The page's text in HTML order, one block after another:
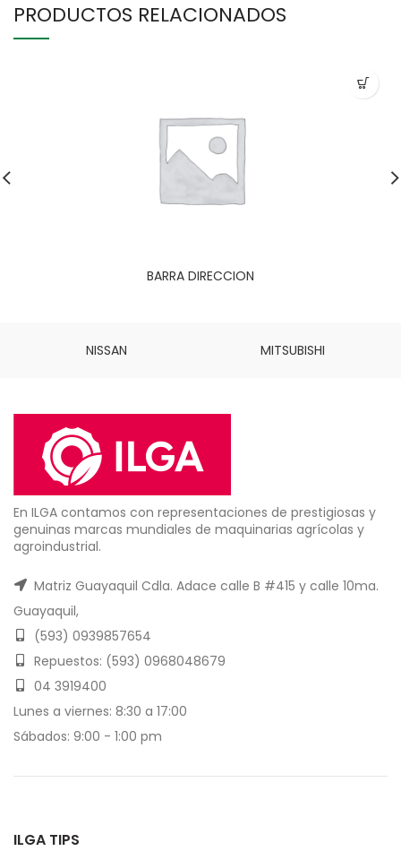
PRODUCTOS RELACIONADOS
BARRA DIRECCION
NISSAN MITSUBISHI
En ILGA contamos con representaciones de prestigiosas y
genuinas marcas mundiales de maquinarias agrícolas y
agroindustrial.
Matriz Guayaquil Cdla. Adace calle B #415 y calle 10ma.
Guayaquil,
(593) 0939857654
Repuestos: (593) 0968048679
04 3919400
Lunes a viernes: 8:30 a 17:00
Sábados: 9:00 - 1:00 pm
ILGA TIPS